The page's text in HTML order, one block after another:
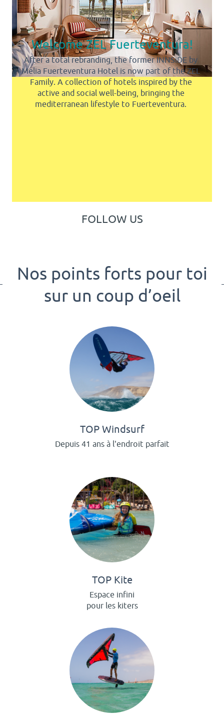
Welcome ZEL Fuerteventura!
After a total rebranding, the former INNSiDE by
Melia Fuerteventura Hotel is now part of the ZEL
Family. A collection of hotels inspired by the
active and social well-being, bringing the
mediterranean lifestyle to Fuerteventura.
FOLLOW US
Nos points forts pour toi
sur un coup d’oeil
TOP Windsurf
Depuis 41 ans à l'endroit parfait
TOP Kite
Espace infini
pour les kiters